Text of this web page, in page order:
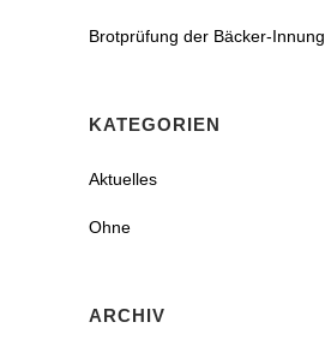
Brotprüfung der Bäcker-Innung
KATEGORIEN
Aktuelles
Ohne
ARCHIV